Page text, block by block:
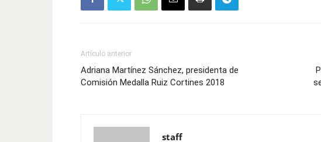
Artículo anterior
Adriana Martínez Sánchez, presidenta de
Comisión Medalla Ruiz Cortines 2018
staff